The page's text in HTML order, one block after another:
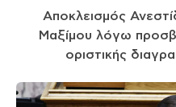
Αποκλεισμός
Μαξίμου λόγω
οριστικής